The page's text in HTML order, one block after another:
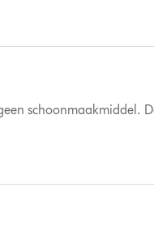
schoonmaakmiddel.